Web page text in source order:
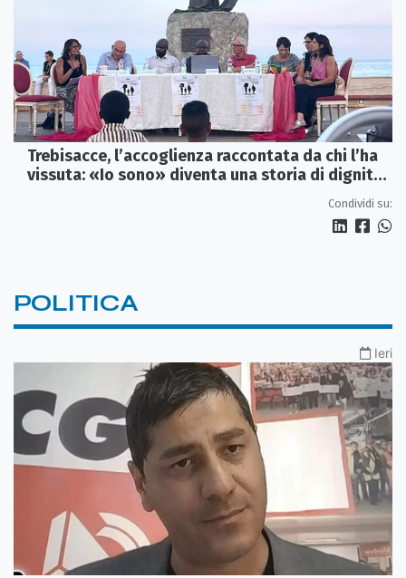
Trebisacce, l’accoglienza raccontata da chi l’ha
vissuta: «Io sono» diventa una storia di dignità
Condividi su:
POLITICA
Ieri